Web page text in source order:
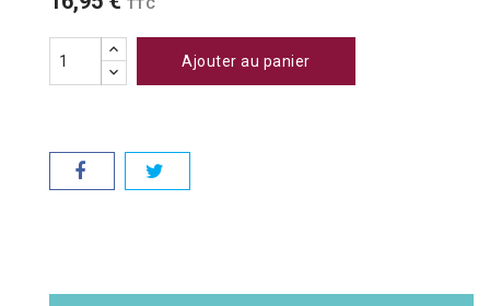
TTC
Ajouter au panier